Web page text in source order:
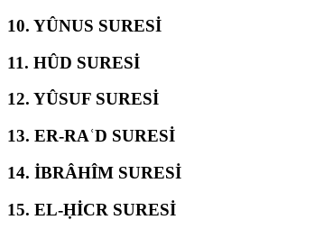
10. YÛNUS SURESİ
11. HÛD SURESİ
12. YÛSUF SURESİ
13. ER-RAʿD SURESİ
14. İBRÂHÎM SURESİ
15. EL-ḤİCR SURESİ